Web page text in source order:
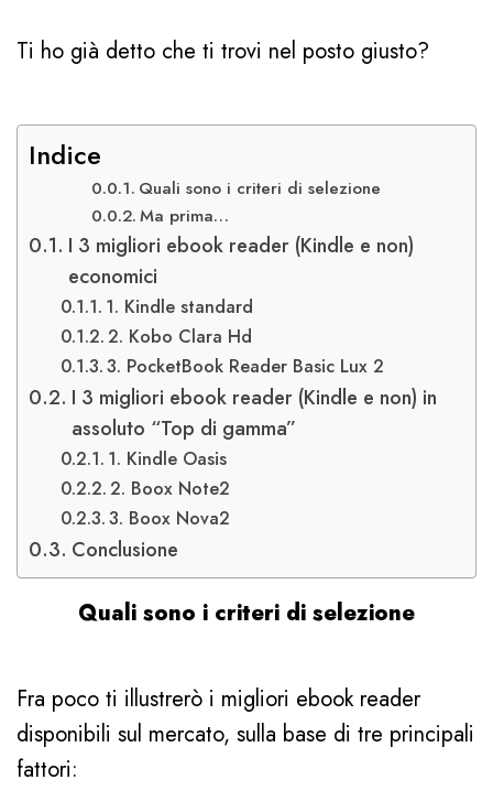
Ti ho già detto che ti trovi nel posto giusto?
Indice
Quali sono i criteri di selezione
Ma prima…
I 3 migliori ebook reader (Kindle e non)
economici
1. Kindle standard
2. Kobo Clara Hd
3. PocketBook Reader Basic Lux 2
I 3 migliori ebook reader (Kindle e non) in
assoluto “Top di gamma”
1. Kindle Oasis
2. Boox Note2
3. Boox Nova2
Conclusione
Quali sono i criteri di selezione
Fra poco ti illustrerò i migliori ebook reader
disponibili sul mercato, sulla base di tre principali
fattori: